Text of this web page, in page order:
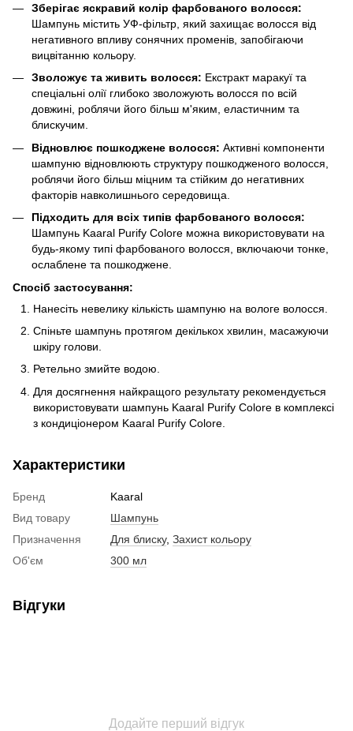
Зберігає яскравий колір фарбованого волосся:
Шампунь містить УФ-фільтр, який захищає волосся від
негативного впливу сонячних променів, запобігаючи
вицвітанню кольору.
Зволожує та живить волосся: Екстракт маракуї та
спеціальні олії глибоко зволожують волосся по всій
довжині, роблячи його більш м'яким, еластичним та
блискучим.
Відновлює пошкоджене волосся: Активні компоненти
шампуню відновлюють структуру пошкодженого волосся,
роблячи його більш міцним та стійким до негативних
факторів навколишнього середовища.
Підходить для всіх типів фарбованого волосся:
Шампунь Kaaral Purify Colore можна використовувати на
будь-якому типі фарбованого волосся, включаючи тонке,
ослаблене та пошкоджене.
Спосіб застосування:
Нанесіть невелику кількість шампуню на вологе волосся.
Спіньте шампунь протягом декількох хвилин, масажуючи
шкіру голови.
Ретельно змийте водою.
Для досягнення найкращого результату рекомендується
використовувати шампунь Kaaral Purify Colore в комплексі
з кондиціонером Kaaral Purify Colore.
Характеристики
Бренд
Kaaral
Вид товару
Шампунь
Призначення
Для блиску, Захист кольору
Об'єм
300 мл
Відгуки
Додайте перший відгук